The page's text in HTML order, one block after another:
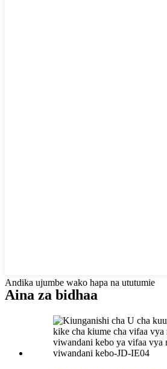
Andika ujumbe wako hapa na ututumie
Aina za bidhaa